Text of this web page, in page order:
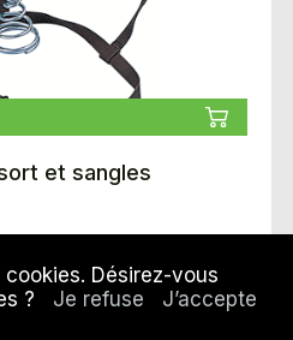
et sangles
Désirez-vous
?
Je refuse J’accepte